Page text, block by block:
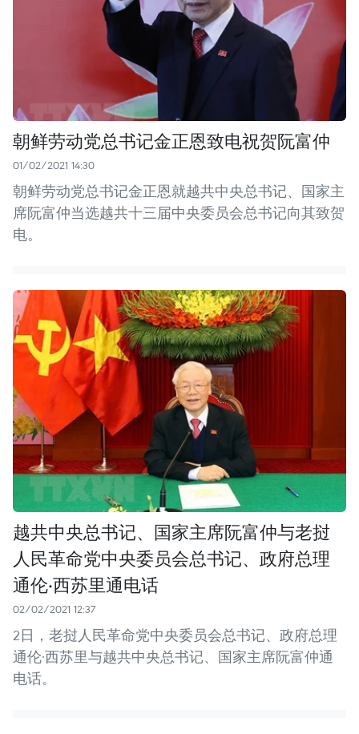
朝鲜劳动党总书记金正恩致电祝贺阮富仲
01/02/2021 14:30
朝鲜劳动党总书记金正恩就越共中央总书记、国家主
席阮富仲当选越共十三届中央委员会总书记向其致贺
电。
越共中央总书记、国家主席阮富仲与老挝
人民革命党中央委员会总书记、政府总理
通伦·西苏里通电话
02/02/2021 12:37
2日，老挝人民革命党中央委员会总书记、政府总理
通伦·西苏里与越共中央总书记、国家主席阮富仲通
电话。